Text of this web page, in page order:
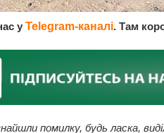
у Telegram-каналі. Там
помилку, будь ласка,